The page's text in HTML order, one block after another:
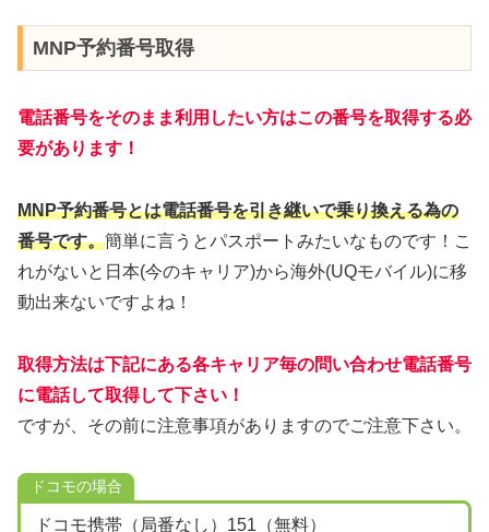
MNP予約番号取得
電話番号をそのまま利用したい方はこの番号を取得する必
要があります！
MNP予約番号とは電話番号を引き継いで乗り換える為の
番号です。簡単に言うとパスポートみたいなものです！こ
れがないと日本(今のキャリア)から海外(UQモバイル)に移
動出来ないですよね！
取得方法は下記にある各キャリア毎の問い合わせ電話番号
に電話して取得して下さい！
ですが、その前に注意事項がありますのでご注意下さい。
ドコモの場合
ドコモ携帯（局番なし）151（無料）